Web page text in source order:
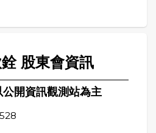
股東會資訊
開資訊觀測站為主